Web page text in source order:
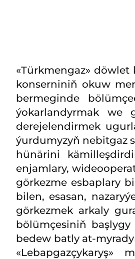
«Türkmengaz»
konserniniň okuw
bermeginde
ýokarlandyrmak we
derejelendirmek
ýurdumyzyň nebitgaz
hünärini
enjamlary,
görkezme esbaplary
bilen, esasan,
görkezmek arkaly
bölümçesiniň
bedew batly at-
«Lebapgazçykaryş»